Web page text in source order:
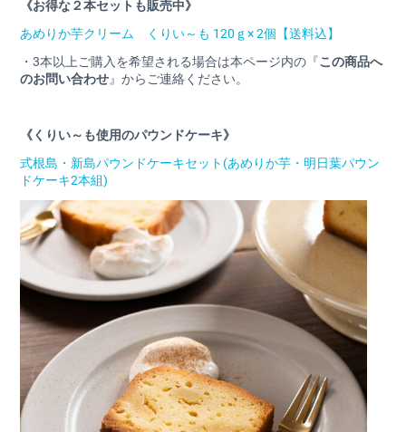
《お得な２本セットも販売中》
あめりか芋クリーム くりい～も 120ｇ× 2個【送料込】
・3本以上ご購入を希望される場合は本ページ内の『この商品へ
のお問い合わせ』からご連絡ください。
《くりい～も使用のパウンドケーキ》
式根島・新島パウンドケーキセット(あめりか芋・明日葉パウン
ドケーキ2本組)